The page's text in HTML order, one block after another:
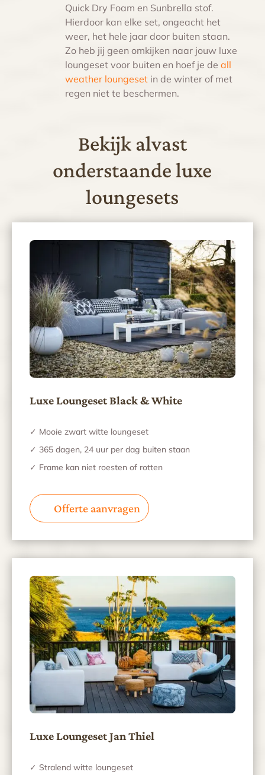
Quick Dry Foam en Sunbrella stof.
Hierdoor kan elke set, ongeacht het
weer, het hele jaar door buiten staan.
Zo heb jij geen omkijken naar jouw luxe
loungeset voor buiten en hoef je de all
weather loungesetin de winter of met
regen niet te beschermen.
Bekijk alvast
onderstaande luxe
loungesets
Luxe Loungeset Black & White
✓ Mooie zwart witte loungeset
✓ 365 dagen, 24 uur per dag buiten staan
✓ Frame kan niet roesten of rotten
Offerte aanvragen
Luxe Loungeset Jan Thiel
✓ Stralend witte loungeset